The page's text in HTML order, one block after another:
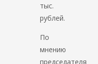
тыс.
рублей.
По
мнению
председателя